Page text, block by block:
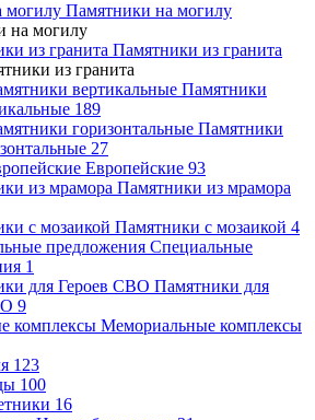
Памятники на могилу
на могилу
Памятники из гранита
из гранита
Памятники
189
Памятники
27
Европейские 93
Памятники из мрамора
Памятники с мозаикой 4
Специальные
1
Памятники для
9
Мемориальные комплексы
123
100
16